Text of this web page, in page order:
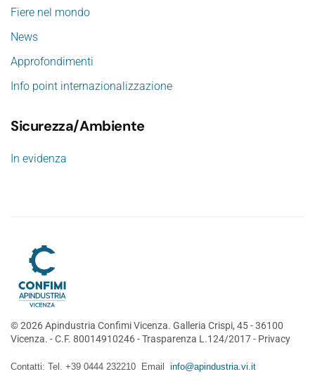
Fiere nel mondo
News
Approfondimenti
Info point internazionalizzazione
Sicurezza/Ambiente
In evidenza
©2026Apindustria Confimi Vicenza. Galleria Crispi, 45 - 36100
Vicenza. - C.F. 80014910246 -Trasparenza L.124/2017- Privacy
Contatti: Tel. +39 0444 232210 Email info@apindustria.vi.it